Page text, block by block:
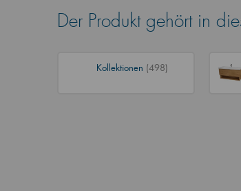
Der Produkt gehört in
Kollektionen (498)